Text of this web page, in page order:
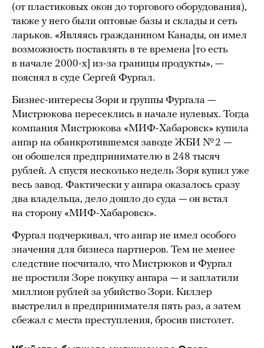
(от пластиковых окон до торгового оборудования),
также у него были оптовые базы и склады и сеть
ларьков. «Являясь гражданином Канады, он имел
возможность поставлять в те времена [то есть
в начале 2000-х] из-за границы продукты», —
пояснял в суде Сергей Фургал.
Бизнес-интересы Зори и группы Фургала —
Мистрюкова пересеклись в начале нулевых. Тогда
компания Мистрюкова «МИФ-Хабаровск» купила
ангар на обанкротившемся заводе ЖБИ № 2 —
он обошелся предпринимателю в 248 тысяч
рублей. А спустя несколько недель Зоря купил уже
весь завод. Фактически у ангара оказалось сразу
два владельца, дело дошло до суда — он встал
на сторону «МИФ-Хабаровск».
Фургал подчеркивал, что ангар не имел особого
значения для бизнеса партнеров. Тем не менее
следствие посчитало, что Мистрюков и Фургал
не простили Зоре покупку ангара — и заплатили
миллион рублей за убийство Зори. Киллер
выстрелил в предпринимателя пять раз, а затем
сбежал с места преступления, бросив пистолет.